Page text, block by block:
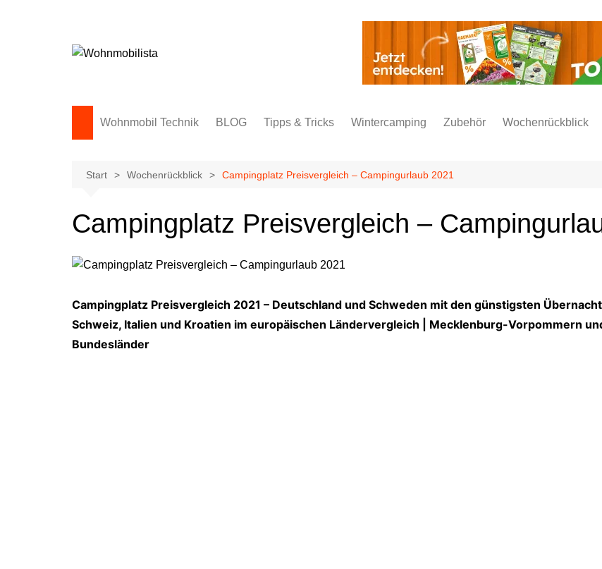
Wohnmobil Technik BLOG Tipps & Tricks Wintercamping Zubehör Wochenrückblick
Start Wochenrückblick Campingplatz Preisvergleich – Campingurlaub 2021
Campingplatz Preisvergleich –
Campingplatz Preisvergleich 2021 – Deutschland und Schweden mit den günstigsten
Schweiz, Italien und Kroatien im europäischen Ländervergleich | Mecklenburg-Vorpommern
Bundesländer